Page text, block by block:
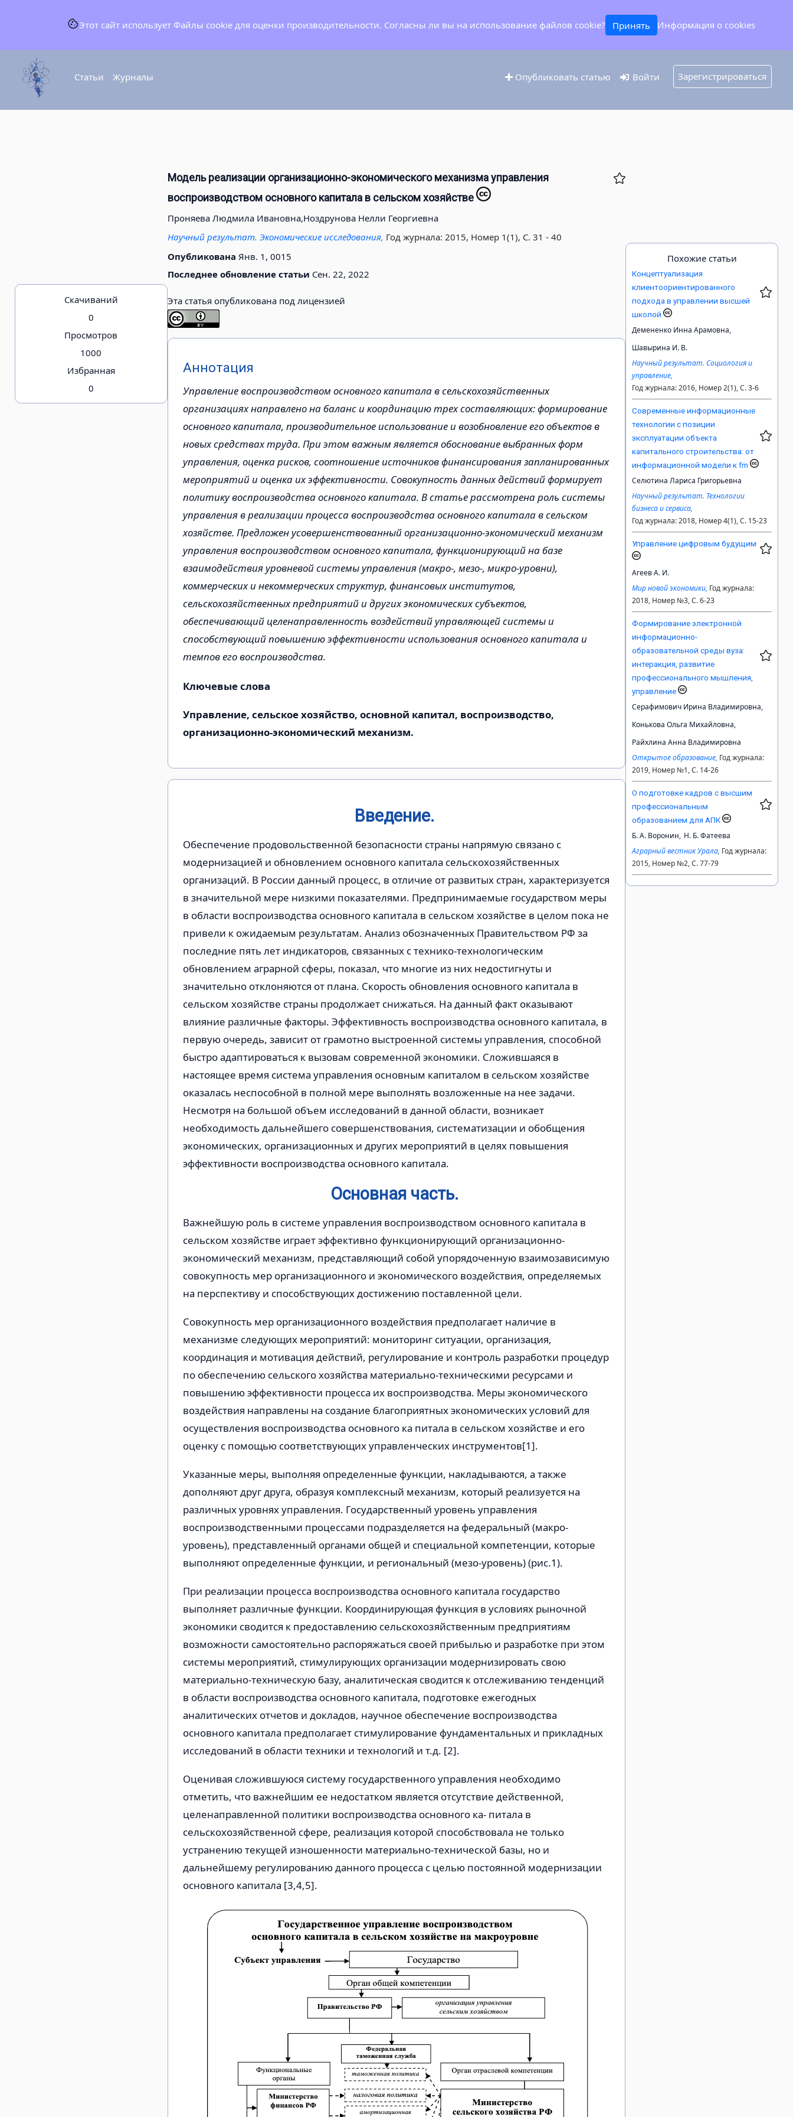
Статьи Журналы Опубликовать статью Войти Зарегистрироваться
Скачиваний
0
Просмотров
1000
Избранная
0
Модель реализации организационно-экономического механизма управления
воспроизводством основного капитала в сельском хозяйстве
Проняева Людмила Ивановна,Ноздрунова Нелли Георгиевна
Научный результат. Экономические исследования, Год журнала: 2015, Номер 1(1), С. 31 - 40
Опубликована Янв. 1, 0015
Последнее обновление статьи Сен. 22, 2022
Эта статья опубликована под лицензией
Аннотация
Управление воспроизводством основного капитала в сельскохозяйственных
организациях направлено на баланс и координацию трех составляющих: формирование
основного капитала, производительное использование и возобновление его объектов в
новых средствах труда. При этом важным является обоснование выбранных форм
управления, оценка рисков, соотношение источников финансирования запланированных
мероприятий и оценка их эффективности. Совокупность данных действий формирует
политику воспроизводства основного капитала. В статье рассмотрена роль системы
управления в реализации процесса воспроизводства основного капитала в сельском
хозяйстве. Предложен усовершенствованный организационно-экономический механизм
управления воспроизводством основного капитала, функционирующий на базе
взаимодействия уровневой системы управления (макро-, мезо-, микро-уровни),
коммерческих и некоммерческих структур, финансовых институтов,
сельскохозяйственных предприятий и других экономических субъектов,
обеспечивающий целенаправленность воздействий управляющей системы и
способствующий повышению эффективности использования основного капитала и
темпов его воспроизводства.
Ключевые слова
Управление, сельское хозяйство, основной капитал, воспроизводство,
организационно-экономический механизм.
Введение.
Обеспечение продовольственной безопасности страны напрямую связано с
модернизацией и обновлением основного капитала сельскохозяйственных
организаций. В России данный процесс, в отличие от развитых стран, характеризуется
в значительной мере низкими показателями. Предпринимаемые государством меры
в области воспроизводства основного капитала в сельском хозяйстве в целом пока не
привели к ожидаемым результатам. Анализ обозначенных Правительством РФ за
последние пять лет индикаторов, связанных с технико-технологическим
обновлением аграрной сферы, показал, что многие из них недостигнуты и
значительно отклоняются от плана. Скорость обновления основного капитала в
сельском хозяйстве страны продолжает снижаться. На данный факт оказывают
влияние различные факторы. Эффективность воспроизводства основного капитала, в
первую очередь, зависит от грамотно выстроенной системы управления, способной
быстро адаптироваться к вызовам современной экономики. Сложившаяся в
настоящее время система управления основным капиталом в сельском хозяйстве
оказалась неспособной в полной мере выполнять возложенные на нее задачи.
Несмотря на большой объем исследований в данной области, возникает
необходимость дальнейшего совершенствования, систематизации и обобщения
экономических, организационных и других мероприятий в целях повышения
эффективности воспроизводства основного капитала.
Основная часть.
Важнейшую роль в системе управления воспроизводством основного капитала в
сельском хозяйстве играет эффективно функционирующий организационно-
экономический механизм, представляющий собой упорядоченную взаимозависимую
совокупность мер организационного и экономического воздействия, определяемых
на перспективу и способствующих достижению поставленной цели.
Совокупность мер организационного воздействия предполагает наличие в
механизме следующих мероприятий: мониторинг ситуации, организация,
координация и мотивация действий, регулирование и контроль разработки процедур
по обеспечению сельского хозяйства материально-техническими ресурсами и
повышению эффективности процесса их воспроизводства. Меры экономического
воздействия направлены на создание благоприятных экономических условий для
осуществления воспроизводства основного ка питала в сельском хозяйстве и его
оценку с помощью соответствующих управленческих инструментов[1].
Указанные меры, выполняя определенные функции, накладываются, а также
дополняют друг друга, образуя комплексный механизм, который реализуется на
различных уровнях управления. Государственный уровень управления
воспроизводственными процессами подразделяется на федеральный (макро-
уровень), представленный органами общей и специальной компетенции, которые
выполняют определенные функции, и региональный (мезо-уровень) (рис.1).
При реализации процесса воспроизводства основного капитала государство
выполняет различные функции. Координирующая функция в условиях рыночной
экономики сводится к предоставлению сельскохозяйственным предприятиям
возможности самостоятельно распоряжаться своей прибылью и разработке при этом
системы мероприятий, стимулирующих организации модернизировать свою
материально-техническую базу, аналитическая сводится к отслеживанию тенденций
в области воспроизводства основного капитала, подготовке ежегодных
аналитических отчетов и докладов, научное обеспечение воспроизводства
основного капитала предполагает стимулирование фундаментальных и прикладных
исследований в области техники и технологий и т.д. [2].
Оценивая сложившуюся систему государственного управления необходимо
отметить, что важнейшим ее недостатком является отсутствие действенной,
целенаправленной политики воспроизводства основного ка- питала в
сельскохозяйственной сфере, реализация которой способствовала не только
устранению текущей изношенности материально-технической базы, но и
дальнейшему регулированию данного процесса с целью постоянной модернизации
основного капитала [3,4,5].
Похожие статьи
Концептуализация
клиентоориентированного
подхода в управлении высшей
школой
Демененко Инна Арамовна,
Шавырина И. В.
Научный результат. Социология и
управление,
Год журнала: 2016, Номер 2(1), С. 3-6
Современные информационные
технологии с позиции
эксплуатации объекта
капитального строительства: от
информационной модели к fm
Селютина Лариса Григорьевна
Научный результат. Технологии
бизнеса и сервиса,
Год журнала: 2018, Номер 4(1), С. 15-23
Управление цифровым будущим
Агеев А. И.
Мир новой экономики, Год журнала:
2018, Номер №3, С. 6-23
Формирование электронной
информационно-
образовательной среды вуза:
интеракция, развитие
профессионального мышления,
управление
Серафимович Ирина Владимировна,
Конькова Ольга Михайловна,
Райхлина Анна Владимировна
Открытое образование, Год журнала:
2019, Номер №1, С. 14-26
О подготовке кадров с высшим
профессиональным
образованием для АПК
Б. А. Воронин, Н. Б. Фатеева
Аграрный вестник Урала, Год журнала:
2015, Номер №2, С. 77-79
Этот сайт использует Файлы cookie для оценки производительности. Согласны ли вы на использование файлов cookie? Принять Информация о cookies